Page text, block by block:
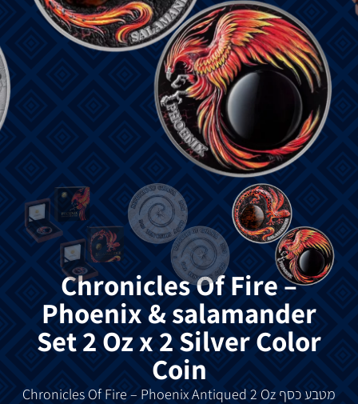
Chronicles Of Fire –
Phoenix & salamander
Set 2 Oz x 2 Silver Color
Coin
מטבעכסף Chronicles Of Fire – Phoenix Antiqued 2 Oz